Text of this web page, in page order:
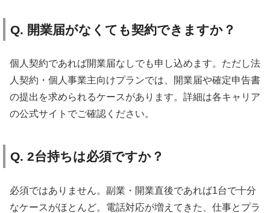
Q. 開業届がなくても契約できますか？
個人契約であれば開業届なしでも申し込めます。ただし法
人契約・個人事業主向けプランでは、開業届や確定申告書
の提出を求められるケースがあります。詳細は各キャリア
の公式サイトでご確認ください。
Q. 2台持ちは必須ですか？
必須ではありません。副業・開業直後であれば1台で十分
なケースがほとんど。電話対応が増えてきた、仕事とプラ